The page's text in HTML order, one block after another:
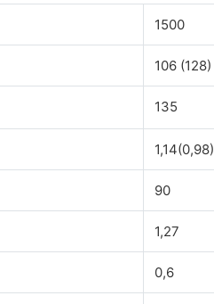
1500
106 (128)
135
1,14(0,98)
90
1,27
0,6